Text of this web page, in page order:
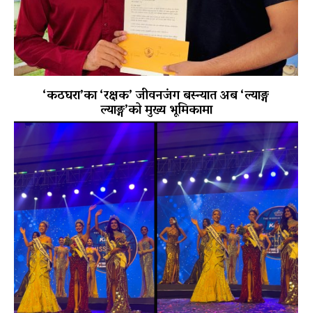
‘कठघरा’का ‘रक्षक’ जीवनजंग बस्न्यात अब ‘ल्याङ्ग
ल्याङ्ग’को मुख्य भूमिकामा